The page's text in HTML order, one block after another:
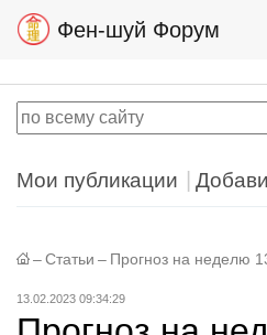
Фен-шуй Форум
Мои публикации
– Статьи – Прогноз на неделю
13.02.2023 09:34:29